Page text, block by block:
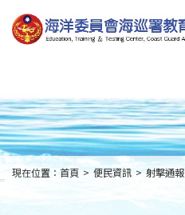
到
主
要
to
main
content
:::
現在位置： 首頁 > 便民資訊 > 射擊通報